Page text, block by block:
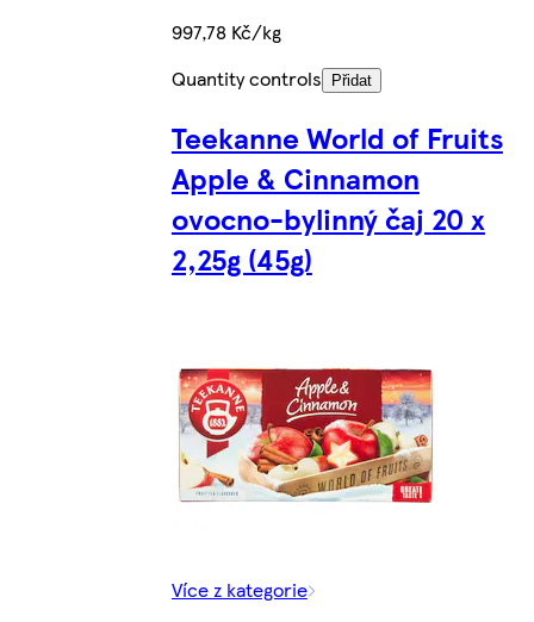
997,78 Kč/kg
Quantity controls
Přidat
Teekanne World of Fruits
Apple & Cinnamon
ovocno-bylinný čaj 20 x
2,25g (45g)
Více z kategorie